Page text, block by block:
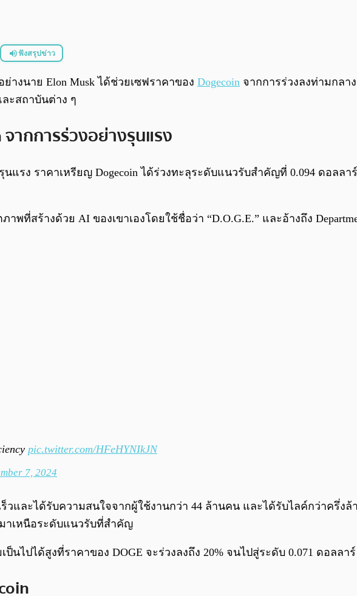
ฟังสรุปข่าว
างนาย Elon Musk ได้ช่วยเซฟราคาของ Dogecoin จากการร่วงลงท่ามกลา
ะสถาบันต่าง ๆ
ากการร่วงอย่างรุนแรง
แรง ราคาเหรียญ Dogecoin ได้ร่วงทะลุระดับแนวรับสำคัญที่ 0.094 ดอลล
ที่สร้างด้วย AI ของเขาเองโดยใช้ชื่อว่า “D.O.G.E.” และอ้างถึง
pic.twitter.com/HFeHYNIkJN
7, 2024
วและได้รับความสนใจจากผู้ใช้งานกว่า 44 ล้านคน และได้รับไลค์กว่าครึ่ง
เหนือระดับแนวรับที่สำคัญ
นไปได้สูงที่ราคาของ DOGE จะร่วงลงถึง 20% จนไปสู่ระดับ 0.071 ดอลลาร์